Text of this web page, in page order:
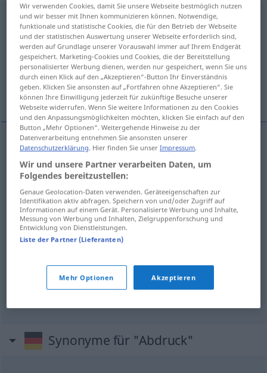
Abdruckm <-(e)s;Abdrücke>
Übersicht aller Übersetzungen
(Für mehr Details die Übersetzung anklicken/antippen)
impressão, molde, cópia, reimpressão, prova,
reprodução
impressãof Abdruck
moldem Abdruck (≈ Abguss)
cópiaf Abdruck (≈ Abzug)
reimpressãof Abdruck(≈ Nachdruck)
reproduçãof Abdruck(≈ Nachdruck)
Synonyme für "Abdruck"
Wir verwenden Cookies, damit Sie unsere Webseite bestmöglich nutzen
und wir besser mit Ihnen kommunizieren können. Notwendige,
funktionale und statistische Cookies, die für den Betrieb der Webseite
und der statistischen Auswertung unserer Webseite erforderlich sind,
werden auf Grundlage unserer Vorauswahl immer auf Ihrem Endgerät
gespeichert. Marketing-Cookies und Cookies, die der Bereitstellung
personalisierter Werbung dienen, werden nur gespeichert, wenn Sie uns
durch einen Klick auf den „Akzeptieren“-Button Ihr Einverständnis
geben. Klicken Sie ansonsten auf „Fortfahren ohne Akzeptieren“. Sie
können Ihre Einwilligung jederzeit für zukünftige Besuche unserer
Webseite widerrufen. Wenn Sie weitere Informationen zu den Cookies
und den Anpassungsmöglichkeiten möchten, klicken Sie einfach auf den
Button „Mehr Optionen“. Weitergehende Hinweise zu der
Datenverarbeitung entnehmen Sie ansonsten unserer
Datenschutzerklärung. Hier finden Sie unserImpressum.
Wir und unsere Partner verarbeiten Daten, um
Folgendes bereitzustellen:
Genaue Geolocation-Daten verwenden. Geräteeigenschaften zur
Identifikation aktiv abfragen. Speichern von und/oder Zugriff auf
Informationen auf einem Gerät. Personalisierte Werbung und Inhalte,
Messung von Werbung und Inhalten, Zielgruppenforschung und
Entwicklung von Dienstleistungen.
Liste der Partner (Lieferanten)
Mehr Optionen Akzeptieren